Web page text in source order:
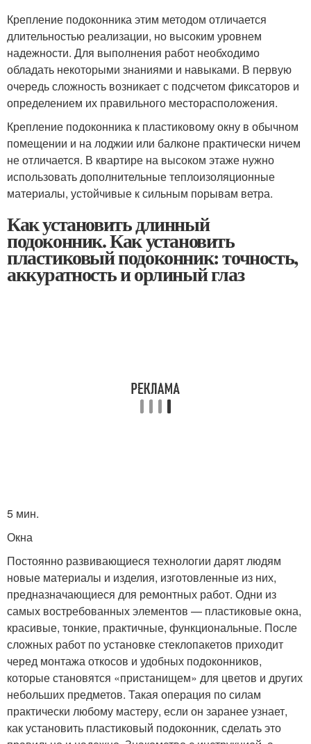
Крепление подоконника этим методом отличается
длительностью реализации, но высоким уровнем
надежности. Для выполнения работ необходимо
обладать некоторыми знаниями и навыками. В первую
очередь сложность возникает с подсчетом фиксаторов и
определением их правильного месторасположения.
Крепление подоконника к пластиковому окну в обычном
помещении и на лоджии или балконе практически ничем
не отличается. В квартире на высоком этаже нужно
использовать дополнительные теплоизоляционные
материалы, устойчивые к сильным порывам ветра.
Как установить длинный
подоконник. Как установить
пластиковый подоконник: точность,
аккуратность и орлиный глаз
5 мин.
Окна
Постоянно развивающиеся технологии дарят людям
новые материалы и изделия, изготовленные из них,
предназначающиеся для ремонтных работ. Одни из
самых востребованных элементов — пластиковые окна,
красивые, тонкие, практичные, функциональные. После
сложных работ по установке стеклопакетов приходит
черед монтажа откосов и удобных подоконников,
которые становятся «пристанищем» для цветов и других
небольших предметов. Такая операция по силам
практически любому мастеру, если он заранее узнает,
как установить пластиковый подоконник, сделать это